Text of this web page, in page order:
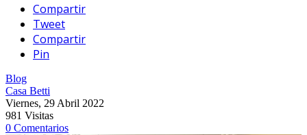
Compartir
Tweet
Compartir
Pin
Blog
Casa Betti
Viernes, 29 Abril 2022
981 Visitas
0 Comentarios